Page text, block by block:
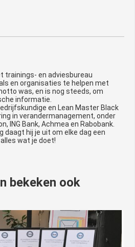
trainings- en adviesbureau
en organisaties te helpen met
was, en is nog steeds, om
informatie.
en Lean Master Black
in verandermanagement, onder
ING Bank, Achmea en Rabobank.
daagt hij je uit om elke dag een
wat je doet!
bekeken ook